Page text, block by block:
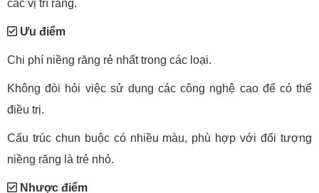
các vị trí răng.
Ưu điểm
Chi phí niềng răng rẻ nhất trong các loại.
Không đòi hỏi việc sử dụng các công nghệ cao để có thể
điều trị.
Cấu trúc chun buộc có nhiều màu, phù hợp với đối tượng
niềng răng là trẻ nhỏ.
Nhược điểm